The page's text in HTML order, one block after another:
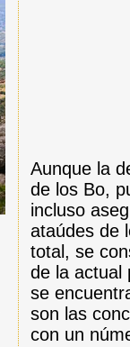
Aunque la
de los Bo,
incluso
ataúdes de
total, se
de la actual
se
son las
con un